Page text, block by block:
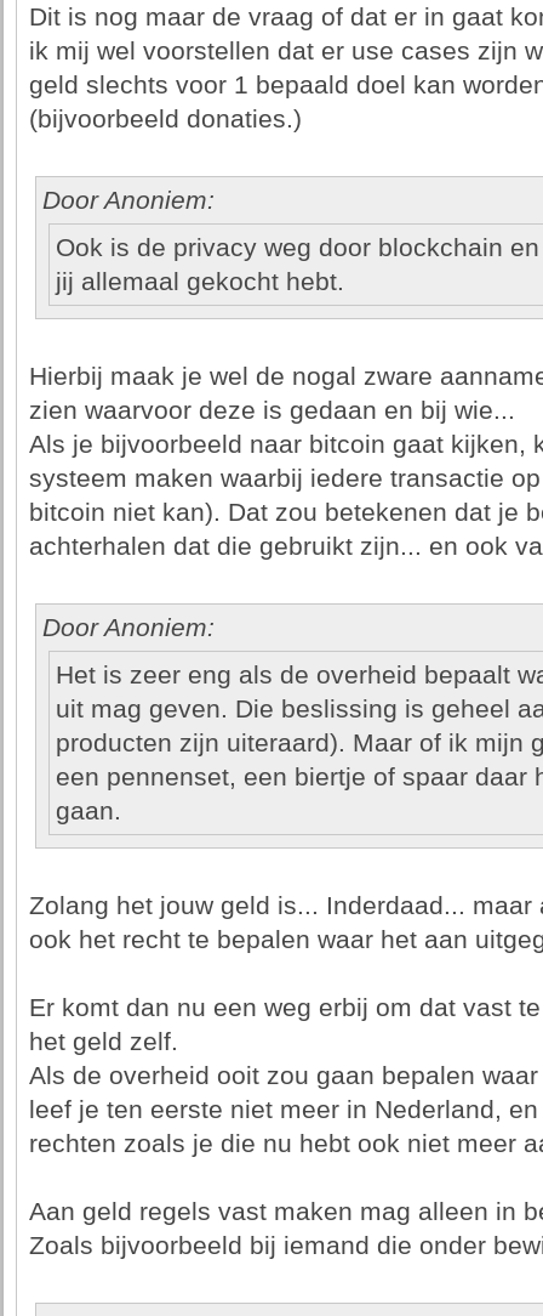
Dit is nog maar de vraag of dat er in gaat
ik mij wel voorstellen dat er use cases zijn
geld slechts voor 1 bepaald doel kan
(bijvoorbeeld donaties.)
Door Anoniem:
Ook is de privacy weg door blockchain
jij allemaal gekocht hebt.
Hierbij maak je wel de nogal zware
zien waarvoor deze is gedaan en bij wie...
Als je bijvoorbeeld naar bitcoin gaat kijken,
systeem maken waarbij iedere transactie
bitcoin niet kan). Dat zou betekenen dat je
achterhalen dat die gebruikt zijn... en ook
Door Anoniem:
Het is zeer eng als de overheid bepaalt
uit mag geven. Die beslissing is geheel
producten zijn uiteraard). Maar of ik mijn
een pennenset, een biertje of spaar daar
gaan.
Zolang het jouw geld is... Inderdaad...
ook het recht te bepalen waar het aan
Er komt dan nu een weg erbij om dat vast
het geld zelf.
Als de overheid ooit zou gaan bepalen
leef je ten eerste niet meer in Nederland,
rechten zoals je die nu hebt ook niet meer
Aan geld regels vast maken mag alleen in
Zoals bijvoorbeeld bij iemand die onder